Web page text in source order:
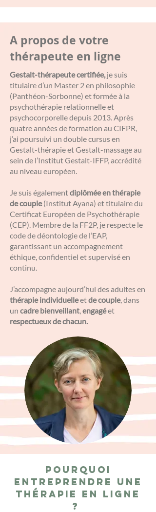
A propos de votre
thérapeute en ligne
Gestalt-thérapeute certifiée,je suis
titulaire d’un Master 2 en philosophie
(Panthéon-Sorbonne) et formée à la
psychothérapie relationnelle et
psychocorporelle depuis 2013. Après
quatre années de formation au CIFPR,
j’ai poursuivi un double cursus en
Gestalt-thérapie et Gestalt-massage au
sein de l’Institut Gestalt-IFFP, accrédité
au niveau européen.
Je suis égalementdiplômée en thérapie
de couple(Institut Ayana) et titulaire du
Certificat Européen de Psychothérapie
(CEP). Membre de la FF2P, je respecte le
code de déontologie de l’EAP,
garantissant un accompagnement
éthique, confidentiel et supervisé en
continu.
J’accompagne aujourd’hui des adultes en
thérapie individuelleetde couple, dans
un cadre bienveillant,engagéet
respectueux de chacun.
Pourquoi
entreprendre une
thérapie en ligne
?